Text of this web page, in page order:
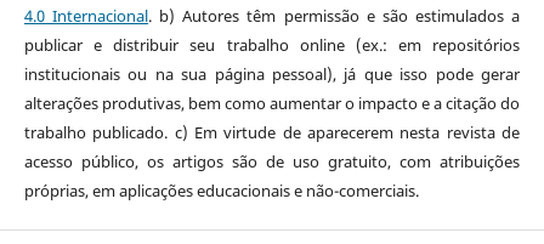
4.0 Internacional. b) Autores têm permissão e são estimulados a
publicar e distribuir seu trabalho online (ex.: em repositórios
institucionais ou na sua página pessoal), já que isso pode gerar
alterações produtivas, bem como aumentar o impacto e a citação do
trabalho publicado. c) Em virtude de aparecerem nesta revista de
acesso público, os artigos são de uso gratuito, com atribuições
próprias, em aplicações educacionais e não-comerciais.